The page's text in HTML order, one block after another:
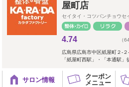
屋町店
セイタイ・コツバンチョウ
4.74 （
広島県広島市中区紙屋町２‐
「紙屋町西駅」・「本通駅
サロン情報
クーポン
メニュー